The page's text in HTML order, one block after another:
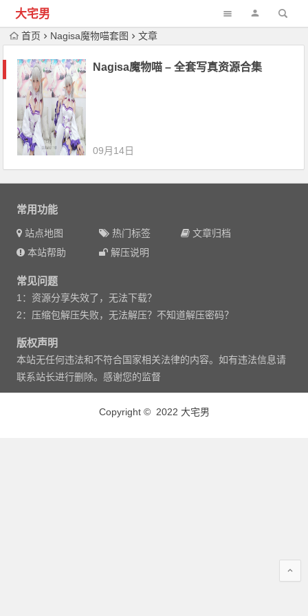
大宅男
首页 Nagisa魔物喵套图 文章
Nagisa魔物喵 – 全套写真资源合集
09月14日
常用功能
站点地图 热门标签
文章归档
本站帮助
解压说明
常见问题
1：资源分享失效了，无法下载？
2：压缩包解压失败，无法解压？不知道解压密码？
版权声明
本站无任何违法和不符合国家相关法律的内容。如有违法信息请
联系站长进行删除。感谢您的监督
Copyright © 2022 大宅男